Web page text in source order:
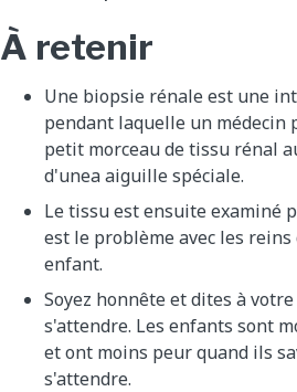
À retenir
Une biopsie rénale est une
pendant laquelle un médecin
petit morceau de tissu rénal
d'unea aiguille spéciale.
Le tissu est ensuite examiné
est le problème avec les reins
enfant.
Soyez honnête et dites à
s'attendre. Les enfants sont
et ont moins peur quand ils
s'attendre.